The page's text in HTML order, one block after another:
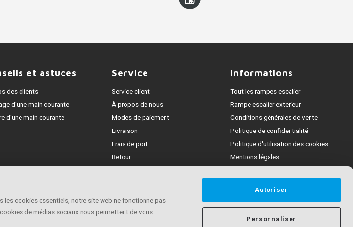
et astuces
des clients
d'une main courante
d'une main courante
Service
Service client
À propos de nous
Modes de paiement
Livraison
Frais de port
Retour
Contact
Informations
Tout les rampes escalier
Rampe escalier exterieur
Conditions générales de vente
Politique de confidentialité
Politique d'utilisation des cookies
Mentions légales
les cookies essentiels, notre site web ne fonctionne pas
de médias sociaux nous permettent de vous
Autoriser
Personnaliser